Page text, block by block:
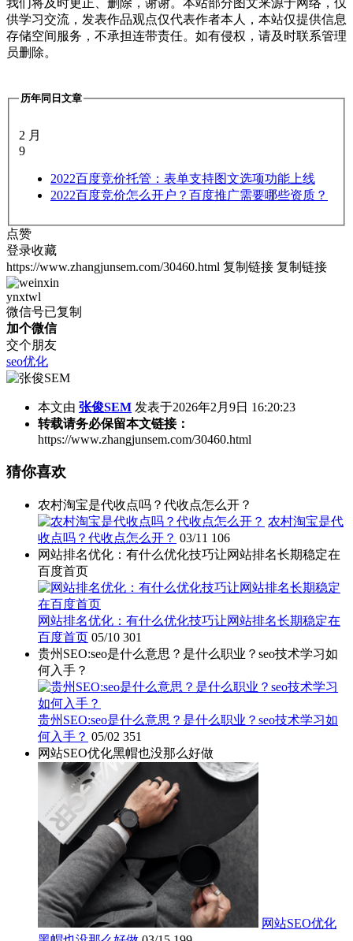
我们将及时更正、删除，谢谢。本站部分图文来源于网络，仅
供学习交流，发表作品观点仅代表作者本人，本站仅提供信息
存储空间服务，不承担连带责任。如有侵权，请及时联系管理
员删除。
历年同日文章
2 月
9
2022百度竞价托管：表单支持图文选项功能上线
2022百度竞价怎么开户？百度推广需要哪些资质？
点赞
登录收藏
https://www.zhangjunsem.com/30460.html 复制链接 复制链接
ynxtwl
微信号已复制
加个微信
交个朋友
seo优化
本文由 张俊SEM 发表于2026年2月9日 16:20:23
转载请务必保留本文链接：
https://www.zhangjunsem.com/30460.html
猜你喜欢
农村淘宝是代收点吗？代收点怎么开？
农村淘宝是代
收点吗？代收点怎么开？ 03/11 106
网站排名优化：有什么优化技巧让网站排名长期稳定在
百度首页
网站排名优化：有什么优化技巧让网站排名长期稳定在
百度首页 05/10 301
贵州SEO:seo是什么意思？是什么职业？seo技术学习如
何入手？
贵州SEO:seo是什么意思？是什么职业？seo技术学习如
何入手？ 05/02 351
网站SEO优化黑帽也没那么好做
网站SEO优化